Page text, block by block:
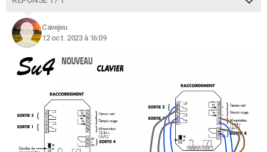
Cavejeu
12 oct. 2023 à 16:09